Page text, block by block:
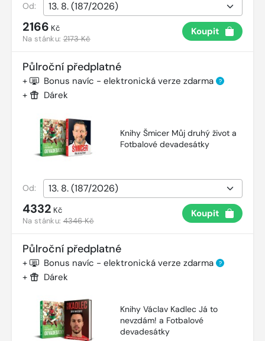
Od:
2166 Kč
Na stánku:2173 Kč
Koupit
Půlroční předplatné
+ Bonus navíc - elektronická verze zdarma ?
+ Dárek
Knihy Šmicer Můj druhý život a
Fotbalové devadesátky
Od:
4332 Kč
Na stánku:4346 Kč
Koupit
Půlroční předplatné
+ Bonus navíc - elektronická verze zdarma ?
+ Dárek
Knihy Václav Kadlec Já to
nevzdám! a Fotbalové
devadesátky